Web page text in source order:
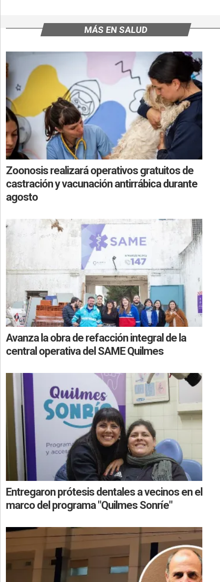
MÁS EN SALUD
Zoonosis realizará operativos gratuitos de
castración y vacunación antirrábica durante
agosto
Avanza la obra de refacción integral de la
central operativa del SAME Quilmes
Entregaron prótesis dentales a vecinos en el
marco del programa "Quilmes Sonríe"